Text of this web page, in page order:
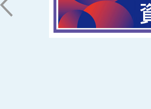
ic@stust.edu.tw
辦公時間